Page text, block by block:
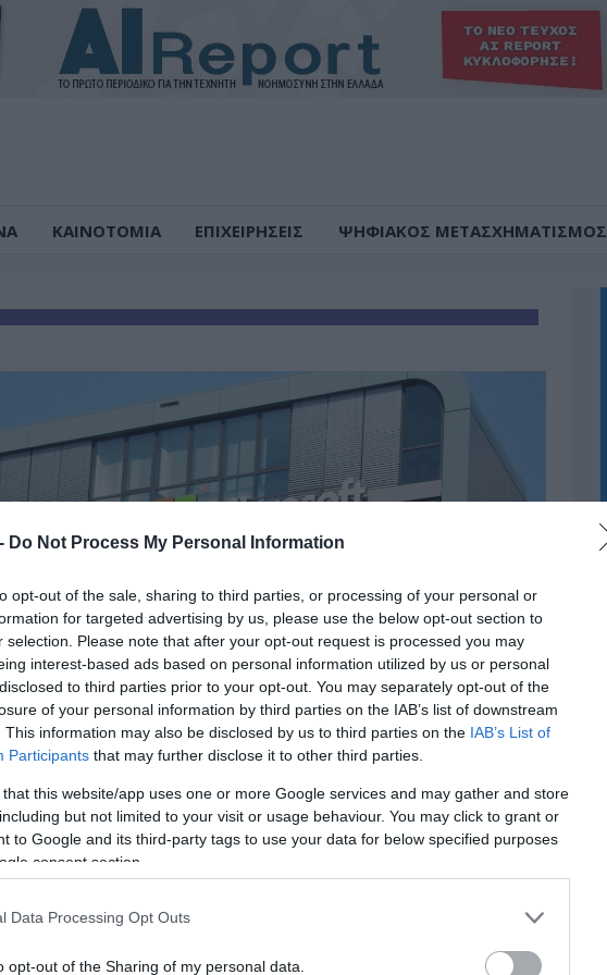
Do Not Process My Personal Information
opt-out of the sale, sharing to third parties, or processing of your personal or
for targeted advertising by us, please use the below opt-out section to
selection. Please note that after your opt-out request is processed you may
interest-based ads based on personal information utilized by us or personal
to third parties prior to your opt-out. You may separately opt-out of the
of your personal information by third parties on the IAB’s list of downstream
This information may also be disclosed by us to third parties on the IAB’s List of
Participants that may further disclose it to other third parties.
that this website/app uses one or more Google services and may gather and store
but not limited to your visit or usage behaviour. You may click to grant or
to Google and its third-party tags to use your data for below specified purposes
consent section.
Data Processing Opt Outs
opt-out of the Sharing of my personal data.
ΚΑΙΝΟΤΟΜΙΑ ΕΠΙΧΕΙΡΗΣΕΙΣ ΨΗΦΙΑΚΟΣ ΜΕΤΑΣΧΗΜΑΤΙΣΜΟΣ